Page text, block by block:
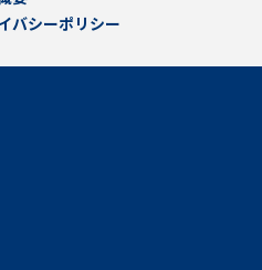
バシーポリシー